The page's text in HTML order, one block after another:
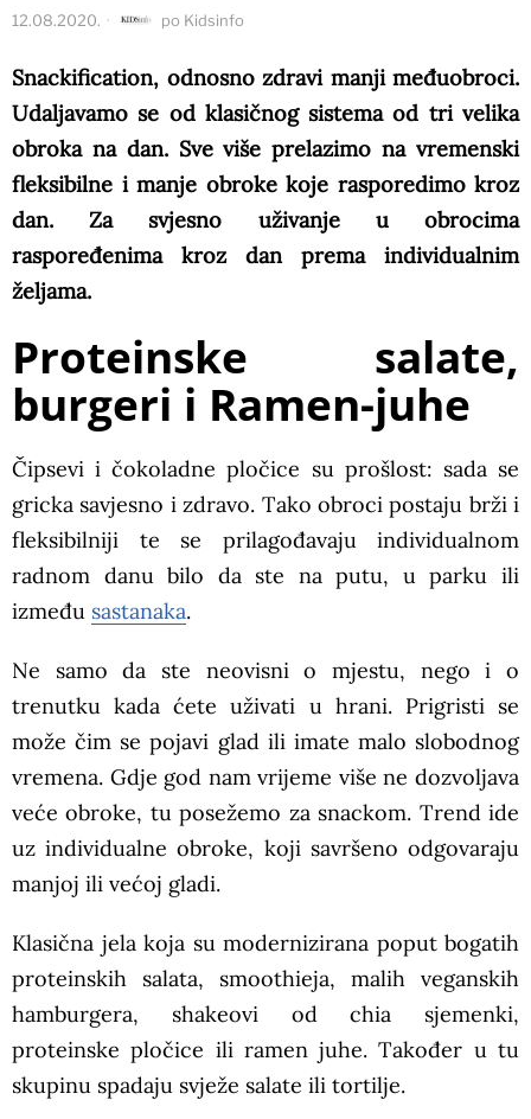
12.08.2020. po Kidsinfo
Snackification, odnosno zdravi manji međuobroci.
Udaljavamo se od klasičnog sistema od tri velika
obroka na dan. Sve više prelazimo na vremenski
fleksibilne i manje obroke koje rasporedimo kroz
dan. Za svjesno uživanje u obrocima
raspoređenima kroz dan prema individualnim
željama.
Proteinske salate,
burgeri i Ramen-juhe
Čipsevi i čokoladne pločice su prošlost: sada se
gricka savjesno i zdravo. Tako obroci postaju brži i
fleksibilniji te se prilagođavaju individualnom
radnom danu bilo da ste na putu, u parku ili
između sastanaka.
Ne samo da ste neovisni o mjestu, nego i o
trenutku kada ćete uživati u hrani. Prigristi se
može čim se pojavi glad ili imate malo slobodnog
vremena. Gdje god nam vrijeme više ne dozvoljava
veće obroke, tu posežemo za snackom. Trend ide
uz individualne obroke, koji savršeno odgovaraju
manjoj ili većoj gladi.
Klasična jela koja su modernizirana poput bogatih
proteinskih salata, smoothieja, malih veganskih
hamburgera, shakeovi od chia sjemenki,
proteinske pločice ili ramen juhe. Također u tu
skupinu spadaju svježe salate ili tortilje.